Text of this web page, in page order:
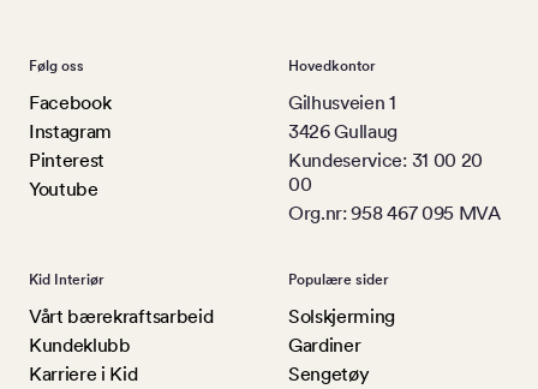
Følg oss
Facebook
Instagram
Pinterest
Youtube
Hovedkontor
Gilhusveien 1
3426 Gullaug
Kundeservice: 31 00 20
00
Org.nr: 958 467 095 MVA
Kid Interiør
Vårt bærekraftsarbeid
Kundeklubb
Karriere i Kid
Populære sider
Solskjerming
Gardiner
Sengetøy